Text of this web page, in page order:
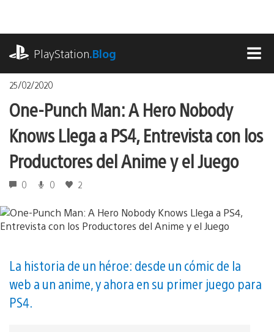
contenido
PlayStation.Blog
25/02/2020
One-Punch Man: A Hero Nobody
Knows Llega a PS4, Entrevista con los
Productores del Anime y el Juego
0 0 2
La historia de un héroe: desde un cómic de la
web a un anime, y ahora en su primer juego para
PS4.